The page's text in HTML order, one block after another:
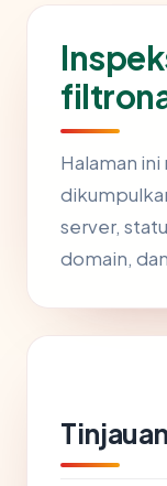
Halaman
server,
domain,